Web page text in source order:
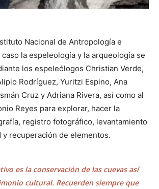
Nacional de Antropología e
la espeleología y la arqueología se
los espeleólogos Christian Verde,
Rodríguez, Yuritzi Espino, Ana
Cruz y Adriana Rivera, así como al
Reyes para explorar, hacer la
registro fotográfico, levantamiento
recuperación de elementos.
es la conservación de las cuevas así
cultural. Recuerden siempre que